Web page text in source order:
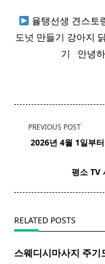
율탱선생 견스토
도넛 만들기 강아지
기 ​ ​ 안녕
<span
class="nav-
text">Page</span>
PREVIOUS POST
2026년 4월 1일부
평소 TV
RELATED POSTS
스웨디시마사지 주기